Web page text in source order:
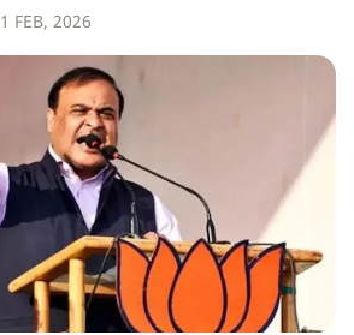
1 FEB, 2026